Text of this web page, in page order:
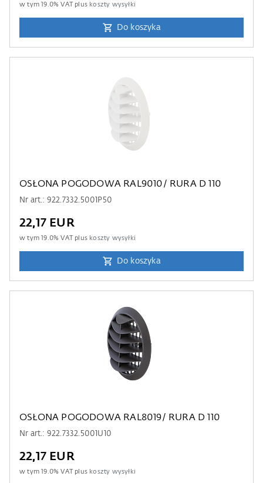
w tym19.0% VAT plus koszty wysyłki
Do koszyka
OSŁONA POGODOWA RAL9010/ RURA D 110
Nr art.: 922.7332.5001P50
22,17 EUR
w tym19.0% VAT plus koszty wysyłki
Do koszyka
OSŁONA POGODOWA RAL8019/ RURA D 110
Nr art.: 922.7332.5001U10
22,17 EUR
w tym19.0% VAT plus koszty wysyłki